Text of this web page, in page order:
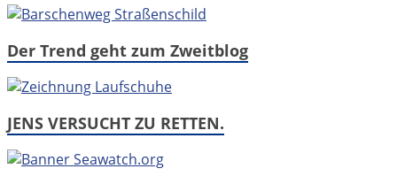
Der Trend geht zum Zweitblog
JENS VERSUCHT ZU RETTEN.